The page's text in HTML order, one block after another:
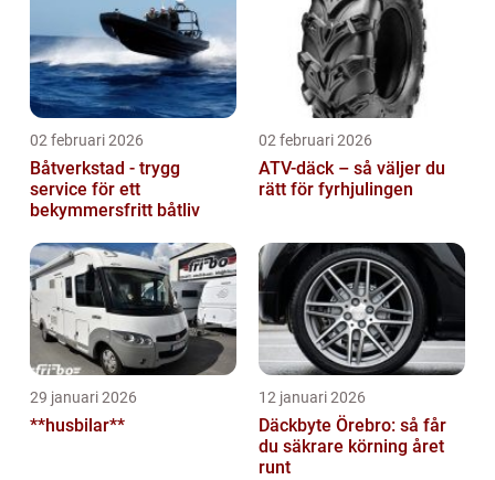
02 februari 2026
Båtverkstad - trygg
service för ett
bekymmersfritt båtliv
02 februari 2026
ATV-däck – så väljer du
rätt för fyrhjulingen
29 januari 2026
**husbilar**
12 januari 2026
Däckbyte Örebro: så får
du säkrare körning året
runt